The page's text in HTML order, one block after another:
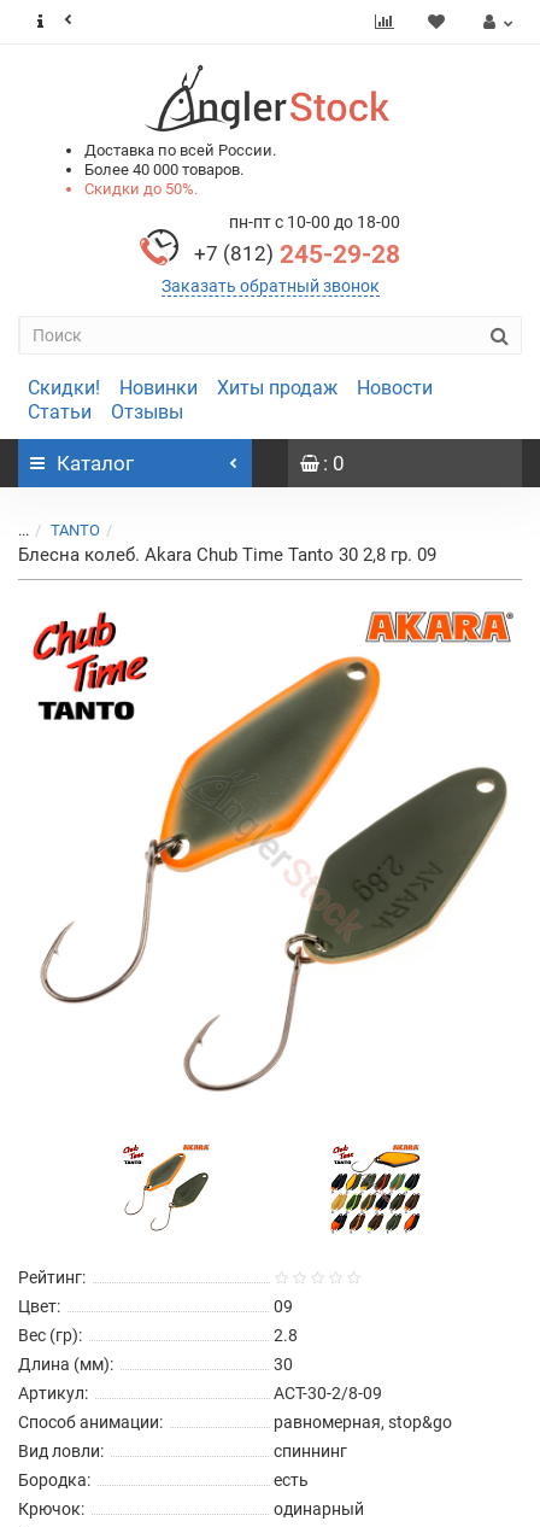
Доставка по всей России.
Более 40 000 товаров.
Скидки до 50%.
пн-пт с 10-00 до 18-00
+7 (812) 245-29-28
Заказать обратный звонок
Скидки! Новинки Хиты продаж
Новости
Статьи
Отзывы
Каталог : 0
... TANTO
Блесна колеб. Akara Chub Time Tanto 30 2,8 гр. 09
Рейтинг:
Цвет:
09
Вес (гр):
2.8
Длина (мм):
30
Артикул:
ACT-30-2/8-09
Способ анимации:
равномерная, stop&go
Вид ловли:
спиннинг
Бородка:
есть
Крючок:
одинарный